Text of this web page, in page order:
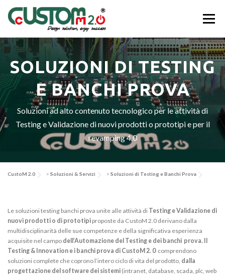
contenuto
Menu
CHI SIAMO ATTIVITÀ & SERVIZI
APPLICAZIONI & SOLUZIONI EV-SYS NEWS
CONTATTACI
SOLUZIONI DI TESTING
E BANCHI PROVA
Soluzioni ad alto contenuto tecnologico per le attività di
Testing e Validazione di nuovi prodotti o prototipi e per il
revamping 4.0
CustoM 2.0 > Soluzioni & Servizi > Soluzioni di Testing e Banchi Prova
Le soluzioni testing banchi prova unite alle attività di Testing e Validazione di
nuovi prodotti o di prototipi proposte da CustoM 2.0 derivano dalla
multidisciplinarità delle sue competenze e della significativa esperienza
acquisite nel campo dell’Automazione del Testing e dei banchi prova. Il
Testing & Innovation e i banchi prova di CustoM 2. 0 comprendono
soluzioni complete che coprono l’intero ciclo di vita del prodotto, dalla
progettazione del software dei sistemi (intranet, database, scada, plc, web